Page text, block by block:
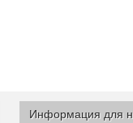
Информация для